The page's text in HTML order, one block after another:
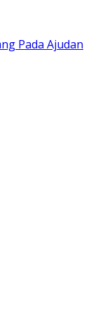
Pada Ajudan